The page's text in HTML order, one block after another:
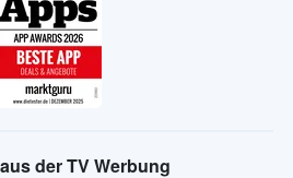
der TV Werbung